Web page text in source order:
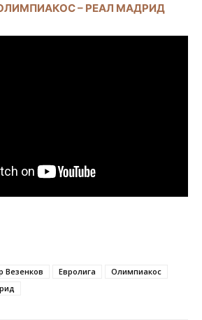
– РЕАЛ МАДРИД
Везенков Евролига
Олимпиакос